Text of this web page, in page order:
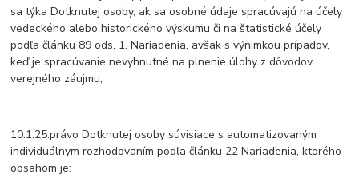
sa týka Dotknutej osoby, ak sa osobné údaje spracúvajú na účely
vedeckého alebo historického výskumu či na štatistické účely
podľa článku 89 ods. 1. Nariadenia, avšak s výnimkou prípadov,
keď je spracúvanie nevyhnutné na plnenie úlohy z dôvodov
verejného záujmu;
10.1.25.právo Dotknutej osoby súvisiace s automatizovaným
individuálnym rozhodovaním podľa článku 22 Nariadenia, ktorého
obsahom je: